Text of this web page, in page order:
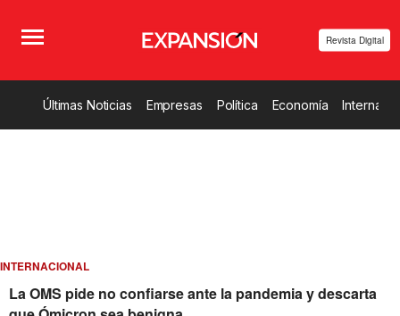
Revista Digital
Últimas Noticias Empresas Política Economía
INTERNACIONAL
La OMS pide no confiarse ante la pandemia y descarta